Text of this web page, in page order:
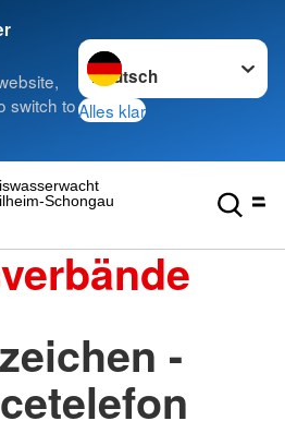
switch to
Sprache wechseln zu
Alles klar
Schongau
-